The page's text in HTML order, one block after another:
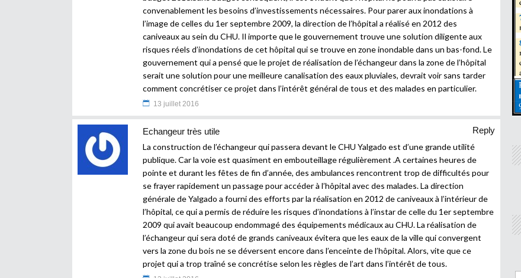
convenablement les besoins d’investissements nécessaires. Pour parer aux inondations à
l’image de celles du 1er septembre 2009, la direction de l’hôpital a réalisé en 2012 des
caniveaux au sein du CHU. Il importe que le gouvernement trouve une solution diligente aux
risques réels d’inondations de cet hôpital qui se trouve en zone inondable dans un bas-fond. Le
gouvernement qui a pensé que le projet de réalisation de l’échangeur dans la zone de l’hôpital
serait une solution pour une meilleure canalisation des eaux pluviales, devrait voir sans tarder
comment concrétiser ce projet dans l’intérêt général de tous et des malades en particulier.
13 juillet 2016
Echangeur très utile
Reply
La construction de l’échangeur qui passera devant le CHU Yalgado est d’une grande utilité
publique. Car la voie est quasiment en embouteillage régulièrement .A certaines heures de
pointe et durant les fêtes de fin d’année, des ambulances rencontrent trop de difficultés pour
se frayer rapidement un passage pour accéder à l’hôpital avec des malades. La direction
générale de Yalgado a fourni des efforts par la réalisation en 2012 de caniveaux à l’intérieur de
l’hôpital, ce qui a permis de réduire les risques d’inondations à l’instar de celle du 1er septembre
2009 qui avait beaucoup endommagé des équipements médicaux au CHU. La réalisation de
l’échangeur qui sera doté de grands caniveaux évitera que les eaux de la ville qui convergent
vers la zone du bois ne se déversent encore dans l’enceinte de l’hôpital. Alors, vite que ce
projet qui a trop traîné se concrétise selon les règles de l’art dans l’intérêt de tous.